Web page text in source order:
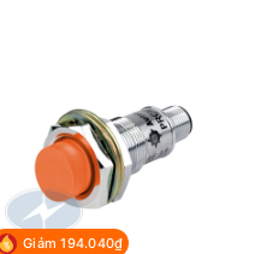
Giảm 194.040₫